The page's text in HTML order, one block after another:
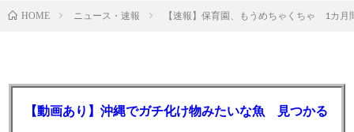
HOME ニュース・速報 【速報】保育園、もうめちゃくちゃ 1カ
【動画あり】沖縄でガチ化け物みたいな魚 見つかる